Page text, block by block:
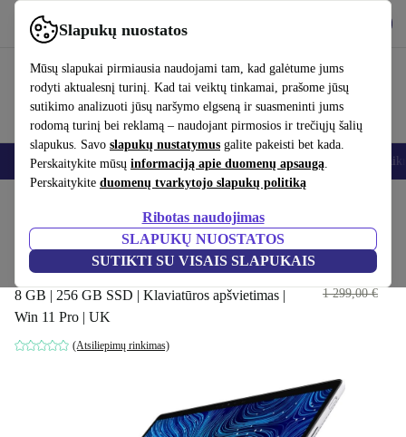
Slapukų nuostatos
Mūsų slapukai pirmiausia naudojami tam, kad galėtume jums
rodyti aktualesnį turinį. Kad tai veiktų tinkamai, prašome jūsų
sutikimo analizuoti jūsų naršymo elgseną ir suasmeninti jums
rodomą turinį bei reklamą – naudojant pirmosios ir trečiųjų šalių
slapukus. Savo slapukų nustatymus galite pakeisti bet kada.
Perskaitykite mūsų informaciją apie duomenų apsaugą.
Perskaitykite duomenų tvarkytojo slapukų politiką
Ribotas naudojimas
SLAPUKŲ NUOSTATOS
SUTIKTI SU VISAIS SLAPUKAIS
Naudok refurbed greitai ir paprastai
Išmanieji telefonai Nešiojamieji kompiuteriai Planšetės Išmanieji
Dell Latitude Detachable 7320 |
i5-1130G7 | 13"
8 GB | 256 GB SSD | Klaviatūros apšvietimas |
Win 11 Pro | UK
(Atsiliepimų rinkimas)
383,40 €
1 299,00 €